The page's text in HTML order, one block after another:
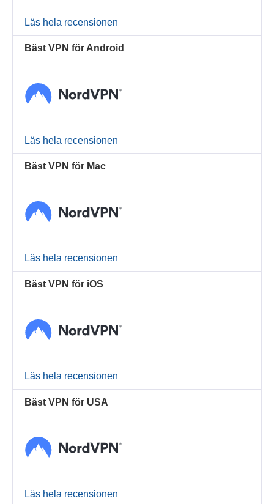
Läs hela recensionen
Bäst VPN för Android
Läs hela recensionen
Bäst VPN för Mac
Läs hela recensionen
Bäst VPN för iOS
Läs hela recensionen
Bäst VPN för USA
Läs hela recensionen